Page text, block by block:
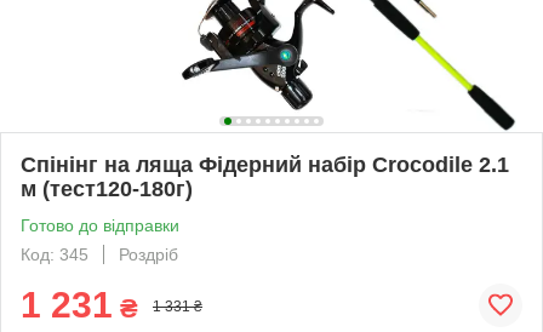
Спінінг на ляща Фідерний набір Croсоdile 2.1
м (тест120-180г)
Готово до відправки
Код: 345
Роздріб
1 231 ₴ 1 331 ₴